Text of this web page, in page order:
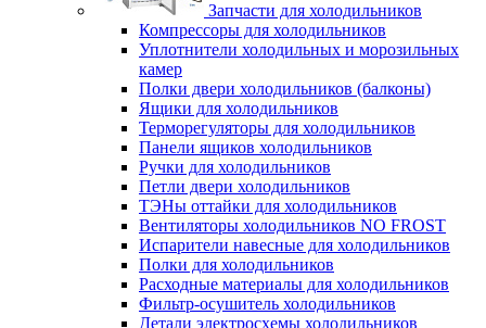
Запчасти для холодильников
Компрессоры для холодильников
Уплотнители холодильных и морозильных
камер
Полки двери холодильников (балконы)
Ящики для холодильников
Терморегуляторы для холодильников
Панели ящиков холодильников
Ручки для холодильников
Петли двери холодильников
ТЭНы оттайки для холодильников
Вентиляторы холодильников NO FROST
Испарители навесные для холодильников
Полки для холодильников
Расходные материалы для холодильников
Фильтр-осушитель холодильников
Детали электросхемы холодильников